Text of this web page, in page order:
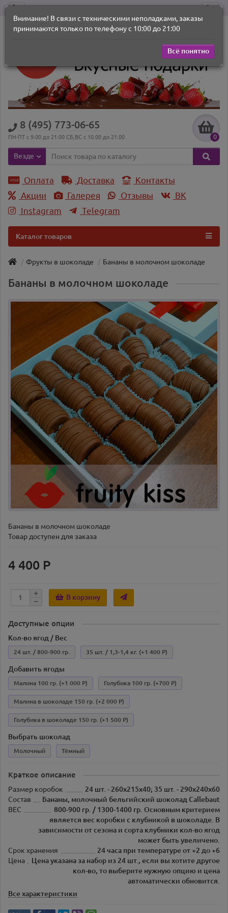
8 (495) 773-06-65
ПН-ПТ с 9:00 до 21:00 СБ,ВС с 10.00 до 21.00 0
Везде
Оплата Доставка
Контакты
Акции
Галерея Отзывы
ВK
Instagram
Telegram
Каталог товаров
Фрукты в шоколаде Бананы в молочном шоколаде
Бананы в молочном шоколаде
Бананы в молочном шоколаде
Товар доступен для заказа
4 400 Р
В корзину
Доступные опции
Кол-во ягод / Вес
24 шт. / 800-900 гр. 35 шт. / 1,3-1,4 кг. (+1 400 Р)
Добавить ягоды
Малина 100 гр. (+1 000 Р) Голубика 100 гр. (+700 Р)
Малина в шоколаде 150 гр. (+2 000 Р)
Голубика в шоколаде 150 гр. (+1 500 Р)
Выбрать шоколад
Молочный Тёмный
Краткое описание
Размер коробок
24 шт. - 260х215х40; 35 шт. - 290х240х60
Состав
Бананы, молочный бельгийский шоколад Callebaut
ВЕС
800-900 гр. / 1300-1400 гр. Основным критерием
является вес коробки с клубникой в шоколаде. В
зависимости от сезона и сорта клубники кол-во ягод
может быть увеличено.
Срок хранения
24 часа при температуре от +2 до +6
Цена
Цена указана за набор из 24 шт., если вы хотите другое
кол-во, то выберите нужную опцию и цена
автоматически обновится.
Все характеристики
Внимание! В связи с техническими неполадками, заказы
принимаются только по телефону с 10:00 до 21:00
Всё понятно